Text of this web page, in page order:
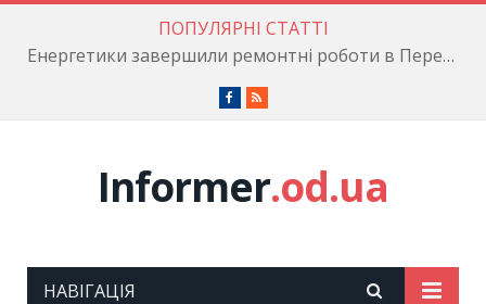
ПОПУЛЯРНІ СТАТТІ
Енергетики завершили ремонтні роботи в Пересипському районі
Facebook
RSS
Informer.od.ua
НАВІГАЦІЯ